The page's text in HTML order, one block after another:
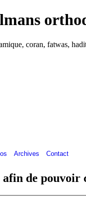
coran, fatwas,
Archives Contact
de pouvoir